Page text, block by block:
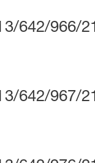
3/642/966/21
3/642/967/21